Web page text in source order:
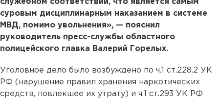
служебном соответствии, что является самым
суровым дисциплинарным наказанием в системе
МВД, помимо увольнения», — пояснил
руководитель пресс-службы областного
полицейского главка Валерий Горелых.
Уголовное дело было возбуждено по ч.1 ст.228.2 УК
РФ (нарушение правил хранения наркотических
средств, повлекшее их утрату) и ч.1 ст.293 УК РФ